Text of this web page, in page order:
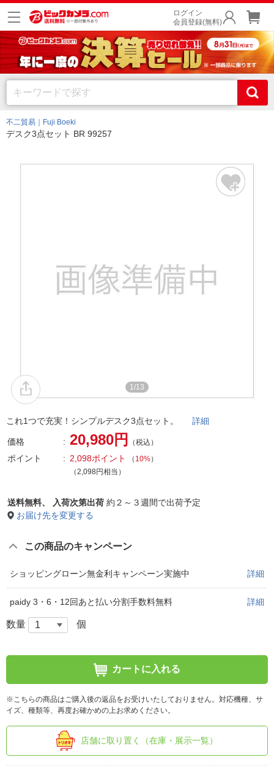
ログイン
会員登録(無料)
不二貿易｜Fuji Boeki
デスク3点セット BR 99257
1/13
これ1つで充実！シンプルデスク3点セット。 詳細
価格 20,980円 （税込）
ポイント 2,098ポイント （ 10%）
（2,098円相当）
送料無料、 入荷次第出荷 約２～３週間で出荷予定
お届け先を変更する
この商品のキャンペーン
ショッピングローン無金利キャンペーン実施中 詳細
paidy 3・6・12回あと払い分割手数料無料 詳細
数量 個
カートに入れる
※こちらの商品はご購入後の返品をお受けいたしておりません。対応機種、サ
イズ、種類等、再度お確かめの上お求めください。
店舗に取り置く（在庫・展示一覧）